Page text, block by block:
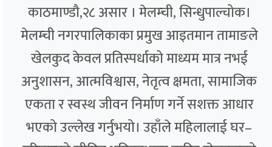
काठमाण्डौ,२८ असार । मेलम्ची, सिन्धुपाल्चोक।
मेलम्ची नगरपालिकाका प्रमुख आइतमान तामाङले
खेलकुद केवल प्रतिस्पर्धाको माध्यम मात्र नभई
अनुशासन, आत्मविश्वास, नेतृत्व क्षमता, सामाजिक
एकता र स्वस्थ जीवन निर्माण गर्ने सशक्त आधार
भएको उल्लेख गर्नुभयो। उहाँले महिलालाई घर–